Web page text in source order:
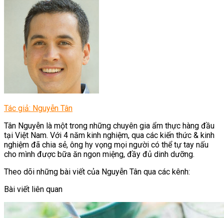
Tác giả: Nguyễn Tân
Tân Nguyễn là một trong những chuyên gia ẩm thực hàng đầu
tại Việt Nam. Với 4 năm kinh nghiệm, qua các kiến thức & kinh
nghiệm đã chia sẻ, ông hy vọng mọi người có thể tự tay nấu
cho mình được bữa ăn ngon miệng, đầy đủ dinh dưỡng.
Theo dõi những bài viết của Nguyễn Tân qua các kênh:
Bài viết liên quan